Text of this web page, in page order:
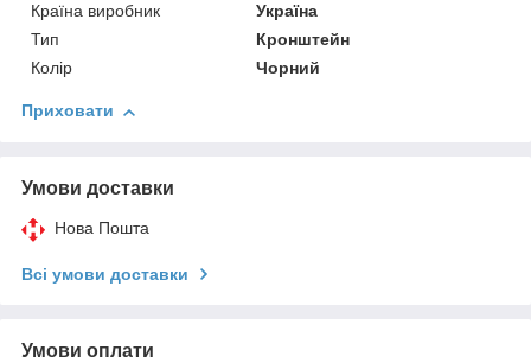
Країна виробник
Україна
Тип
Кронштейн
Колір
Чорний
Приховати
Умови доставки
Нова Пошта
Всі умови доставки
Умови оплати